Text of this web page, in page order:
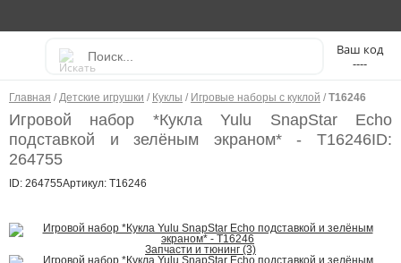
----
Главная / Детские игрушки / Куклы / Игровые наборы с куклой / Т16246
Игровой набор *Кукла Yulu SnapStar Echo
подставкой и зелёным экраном* - Т16246ID:
264755
ID: 264755Артикул: Т16246
Запчасти и тюнинг (3)